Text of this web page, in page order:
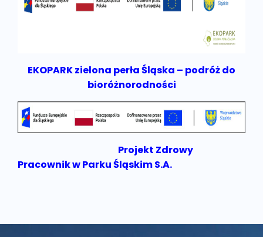
EKOPARK zielona perła Śląska – podróż do
bioróżnorodności
Projekt Zdrowy
Pracownik w Parku Śląskim S.A.